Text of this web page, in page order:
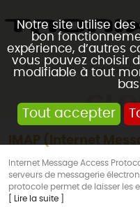
Notre site utilise
bon
expérience, d’autres
vous pouvez choisir
modifiable à tout
Tout accepter
Accueil Glossaire
IMAP (Internet
Internet Message Access
serveurs de messagerie
protocole permet de laisser les
[ Lire la suite ]